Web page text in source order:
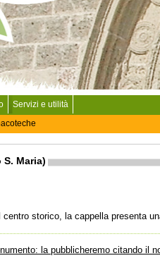
Servizi e utilità
Maria)
storico, la cappella presenta
la pubblicheremo citando il